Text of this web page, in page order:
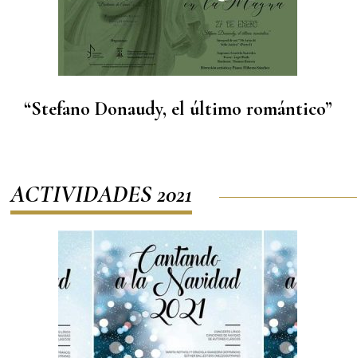
“Stefano Donaudy, el último romántico”
ACTIVIDADES 2021